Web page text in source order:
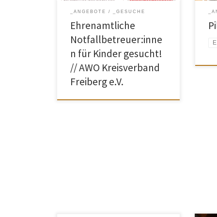
Notfallsituationen eine
Kinderbetreuung kurzfristig zu finden.
„Notfall-Nannys“ ist ein
Entlastungsprogramm der
Koordinierungsstelle des AWO
Kreisverbandes […]
_ANGEBOTE _GESUCHE
Ehrenamtliche
Notfallbetreuer:inne
n für Kinder gesucht!
// AWO Kreisverband
Freiberg e.V.